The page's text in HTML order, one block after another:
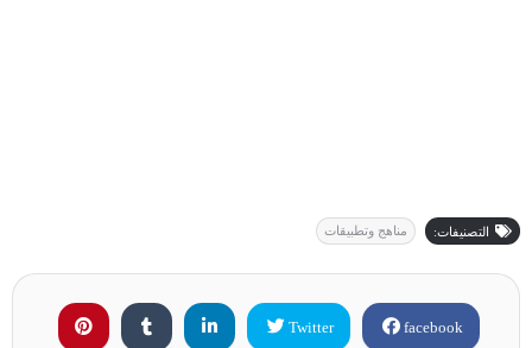
التصنيفات: مناهج وتطبيقات
facebook
Twitter